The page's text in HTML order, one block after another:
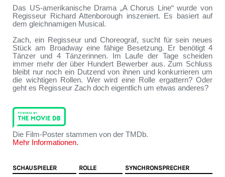
Das US-amerikanische Drama „A Chorus Line“ wurde von
Regisseur Richard Attenborough inszeniert. Es basiert auf
dem gleichnamigen Musical.
Zach, ein Regisseur und Choreograf, sucht für sein neues
Stück am Broadway eine fähige Besetzung. Er benötigt 4
Tänzer und 4 Tänzerinnen. Im Laufe der Tage scheiden
immer mehr der über Hundert Bewerber aus. Zum Schluss
bleibt nur noch ein Dutzend von ihnen und konkurrieren um
die wichtigen Rollen. Wer wird eine Rolle ergattern? Oder
geht es Regisseur Zach doch eigentlich um etwas anderes?
Die Film-Poster stammen von der TMDb.
Mehr Informationen.
SCHAUSPIELER ROLLE SYNCHRONSPRECHER